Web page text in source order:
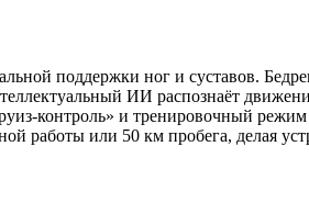
поддержки ног и суставов.
ИИ распознаёт
контроль» и тренировочный
работы или 50 км пробега, делая